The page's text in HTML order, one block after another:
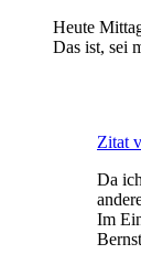
Heute
Das ist, sei
Zitat
Da
Im